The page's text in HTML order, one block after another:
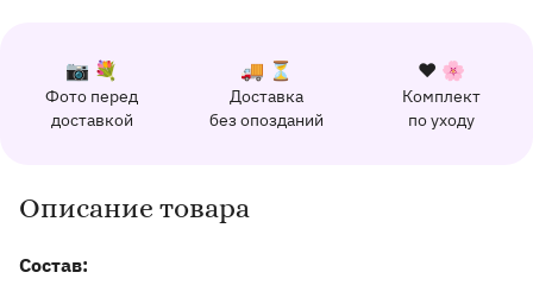
Почему выбирают Флорео
К каждому заказу прилагается:
Фото перед
доставкой
📷 💐
Доставка
без опозданий
🚚 ⏳
Комплект
по уходу
❤️ 🌸
Качественный сервис
162 отзыва с оценкой 5.0 ⭐
Информация о товаре и оказываемых услугах
Описание товара
Состав: